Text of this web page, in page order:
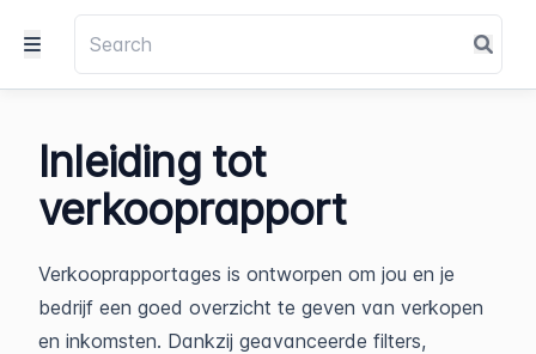
Inleiding tot
verkooprapport
Verkooprapportages is ontworpen om jou en je
bedrijf een goed overzicht te geven van verkopen
en inkomsten. Dankzij geavanceerde filters,